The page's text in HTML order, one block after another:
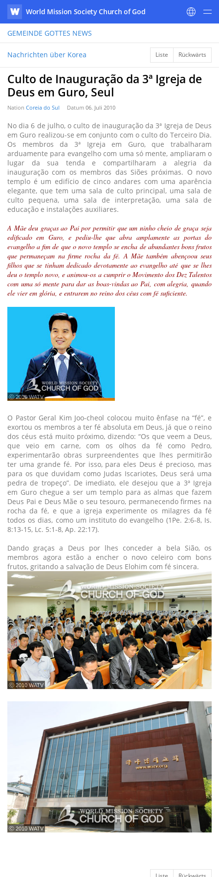
WATV
World Mission Society Church of God
GEMEINDE GOTTES NEWS
Nachrichten über Korea Liste Rückwärts
Culto de Inauguração da 3ª Igreja de
Deus em Guro, Seul
Nation Coreia do Sul Datum 06. Juli 2010
No dia 6 de julho, o culto de inauguração da 3ª Igreja de Deus
em Guro realizou-se em conjunto com o culto do Terceiro Dia.
Os membros da 3ª Igreja em Guro, que trabalharam
arduamente para evangelho com uma só mente, ampliaram o
lugar da sua tenda e compartilharam a alegria da
inauguração com os membros das Siões próximas. O novo
templo é um edifício de cinco andares com uma aparência
elegante, que tem uma sala de culto principal, uma sala de
culto pequena, uma sala de interpretação, uma sala de
educação e instalações auxiliares.
A Mãe deu graças ao Pai por permitir que um ninho cheio de graça seja
edificado em Guro, e pediu-lhe que abra amplamente as portas do
evangelho a fim de que o novo templo se encha de abundantes bons frutos
que permaneçam na firme rocha da fé. A Mãe também abençoou seus
filhos que se tinham dedicado devotamente ao evangelho até que se lhes
deu o templo novo, e animou-os a cumprir o Movimento dos Dez Talentos
com uma só mente para dar as boas-vindas ao Pai, com alegria, quando
ele vier em glória, e entrarem no reino dos céus com fé suficiente.
ⓒ 2010 WATV
O Pastor Geral Kim Joo-cheol colocou muito ênfase na “fé”, e
exortou os membros a ter fé absoluta em Deus, já que o reino
dos céus está muito próximo, dizendo: “Os que veem a Deus,
que veio em carne, com os olhos da fé como Pedro,
experimentarão obras surpreendentes que lhes permitirão
ter uma grande fé. Por isso, para eles Deus é precioso, mas
para os que duvidam como Judas Iscariotes, Deus será uma
pedra de tropeço”. De imediato, ele desejou que a 3ª Igreja
em Guro chegue a ser um templo para as almas que fazem
Deus Pai e Deus Mãe o seu tesouro, permanecendo firmes na
rocha da fé, e que a igreja experimente os milagres da fé
todos os dias, como um instituto do evangelho (1Pe. 2:6-8, Is.
8:13-15, Lc. 5:1-8, Ap. 22:17).
Dando graças a Deus por lhes conceder a bela Sião, os
membros agora estão a encher o novo celeiro com bons
frutos, gritando a salvação de Deus Elohim com fé sincera.
ⓒ 2010 WATV
ⓒ 2010 WATV